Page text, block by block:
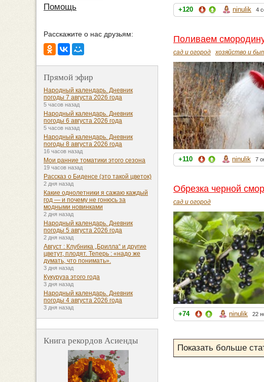
+120 ninulik 4
Поливаем
сад и огород хозяйство и
+110 ninulik 7
Обрезка черной
сад и огород
+74 ninulik 22
Помощь
Расскажите о нас друзьям:
Прямой эфир
Народный календарь. Дневник
погоды 7 августа 2026 года
5 часов назад
Народный календарь. Дневник
погоды 6 августа 2026 года
5 часов назад
Народный календарь. Дневник
погоды 8 августа 2026 года
16 часов назад
Мои ранние томатики этого сезона
19 часов назад
Рассказ о Биденсе (это такой цветок)
2 дня назад
Какие однолетники я сажаю каждый
год — и почему не гонюсь за
модными новинками
2 дня назад
Народный календарь. Дневник
погоды 5 августа 2026 года
2 дня назад
Август : Клубника „Брилла“ и другие
цветут, плодят. Теперь : «надо же
думать, что понимать».
3 дня назад
Кукуруза этого года
3 дня назад
Народный календарь. Дневник
погоды 4 августа 2026 года
3 дня назад
Книга рекордов Асиенды